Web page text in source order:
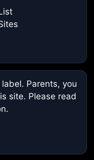
Parents, you
site. Please read